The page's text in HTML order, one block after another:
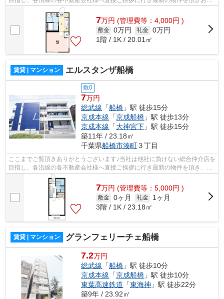
様へ提供しております！最新の情報は...
7万円 (管理費等：4,000円 )
敷金 0万円 礼金 0万円
1階 / 1K / 20.01㎡
賃貸 | マンション エルスタンザ船橋
敷0
7万円
総武線 「船橋 」駅 徒歩15分
京成本線 「京成船橋 」駅 徒歩13分
京成本線 「大神宮下 」駅 徒歩15分
築11年 / 23.18㎡
千葉県船橋市湊町３丁目
ここまでご覧頂きありがとうございます♪当社は他社に負けない総合仲介店を
目指し、各沿線の各不動産会社様へ直接ご挨拶に行き最新の物件を頂き、お
客様へ提供しております！最新の情報...
7万円 (管理費等：5,000円 )
敷金 0ヶ月 礼金
1ヶ月
3階 / 1K / 23.18㎡
賃貸 | マンション グランフェリーチェ船橋
7.2万円
総武線 「船橋 」駅 徒歩10分
京成本線 「京成船橋 」駅 徒歩10分
東葉高速鉄道 「東海神 」駅 徒歩22分
築9年 / 23.92㎡